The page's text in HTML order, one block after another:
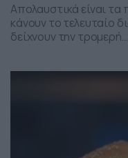
Απολαυστικά είναι τα
κάνουν το τελευταίο
δείχνουν την